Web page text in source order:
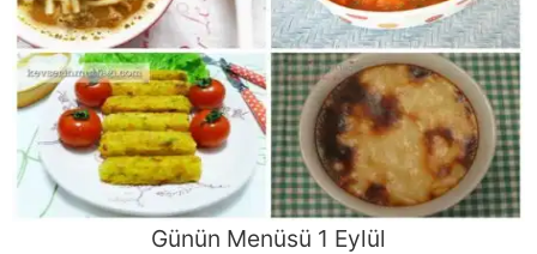
Günün Menüsü 1 Eylül